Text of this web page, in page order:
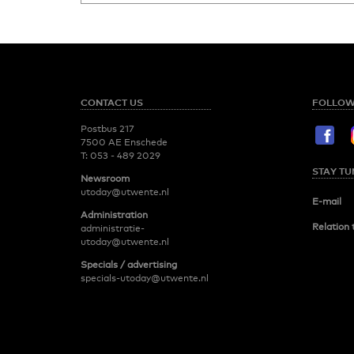
CONTACT US
Postbus 217
7500 AE Enschede
T: 053 - 489 2029
Newsroom
utoday@utwente.nl
Administration
administratie-
utoday@utwente.nl
Specials / advertising
specials-utoday@utwente.nl
STAY
E-mail
Relation